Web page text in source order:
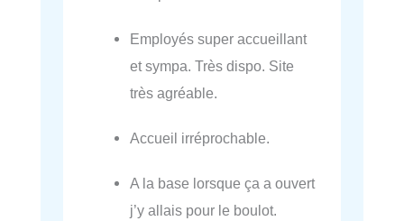
Employés super accueillant
et sympa. Très dispo. Site
très agréable.
Accueil irréprochable.
A la base lorsque ça a ouvert
j’y allais pour le boulot.